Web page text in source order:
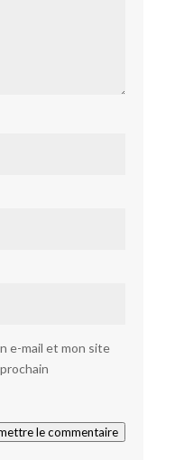
e-mail et mon site
le commentaire